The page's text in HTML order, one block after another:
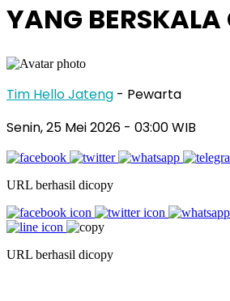
YANG BERSKALA
Tim Hello Jateng - Pewarta
Senin, 25 Mei 2026 - 03:00 WIB
URL berhasil dicopy
URL berhasil dicopy